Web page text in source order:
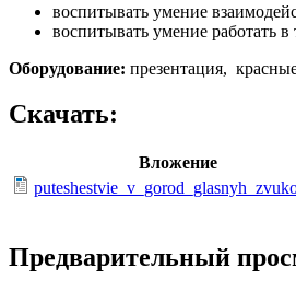
воспитывать умение
воспитывать умение работать в
Оборудование: презентация,
Скачать:
Вложение
Предварительный